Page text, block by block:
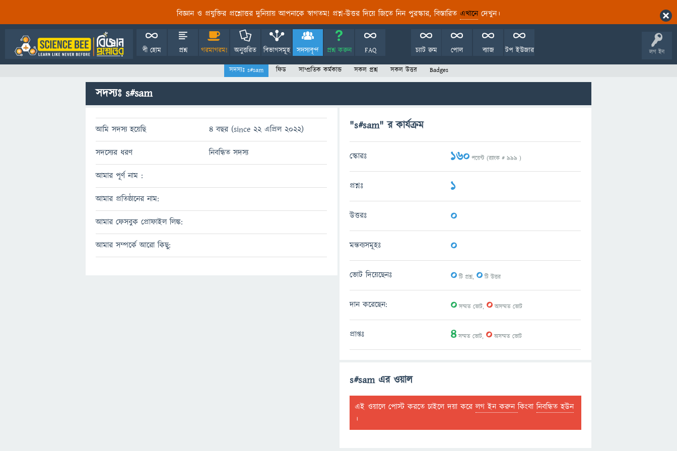
বিজ্ঞান ও প্রযুক্তির প্রশ্নোত্তর দুনিয়ায় আপনাকে স্বাগতম! প্রশ্ন-উত্তর দিয়ে জিতে নিন পুরস্কার, বিস্তারিত এখানেদেখুন।
লগ ইন
বী হোম প্রশ্ন গরমাগরম! অনুত্তরিত বিভাগসমূহ সদস্যবৃন্দ প্রশ্ন করুন FAQ টপ ইউজার
ব্যাজ
পোল
চ্যাট রুম
সদস্যঃ s#sam ফিড সাম্প্রতিক কর্মকান্ড সকল প্রশ্ন সকল উত্তর Badges
সদস্যঃ s#sam
আমি সদস্য হয়েছি 4 বছর (since 22 এপ্রিল 2022)
সদস্যের ধরণ নিবন্ধিত সদস্য
আমার পূর্ণ নাম :
আমার প্রতিষ্ঠানের নাম:
আমার ফেসবুক প্রোফাইল লিঙ্ক:
আমার সম্পর্কে আরো কিছু:
"s#sam" র কার্যক্রম
স্কোরঃ 160 পয়েন্ট (র‌্যাংক #999 )
প্রশ্নঃ 1
উত্তরঃ 0
মন্তব্যসমূহঃ 0
ভোট দিয়েছেনঃ 0টি প্রশ্ন, 0টি উত্তর
দান করেছেন: 0সম্মত ভোট, 0অসম্মত ভোট
প্রাপ্তঃ 4সম্মত ভোট, 0অসম্মত ভোট
s#sam এর ওয়াল
এই ওয়ালে পোস্ট করতে চাইলে দয়া করেলগ ইন করুনকিংবানিবন্ধিত হউন
।